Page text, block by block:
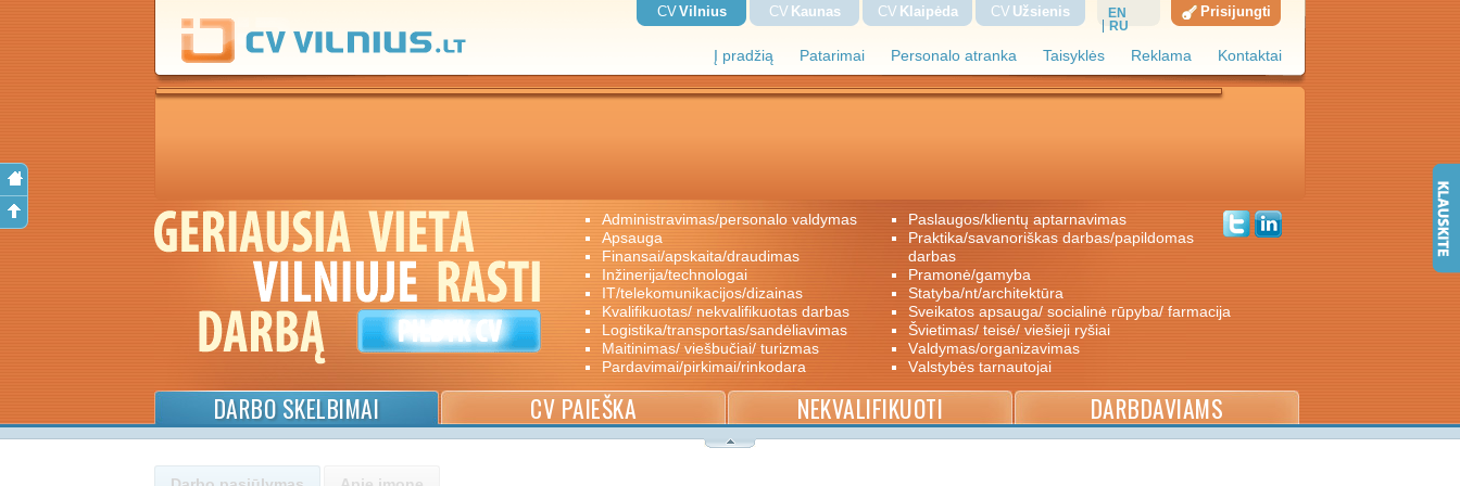
Į pradžią Patarimai Personalo atranka Taisyklės Reklama Kontaktai
CVVilnius CV Kaunas CV Klaipėda CV Užsienis
EN
RU
Prisijungti
administravimas/personalo valdymas
apsauga
finansai/apskaita/draudimas
inžinerija/technologai
IT/telekomunikacijos/dizainas
kvalifikuotas/ nekvalifikuotas darbas
logistika/transportas/sandėliavimas
maitinimas/ viešbučiai/ turizmas
pardavimai/pirkimai/rinkodara
paslaugos/klientų aptarnavimas
praktika/savanoriškas darbas/papildomas
darbas
pramonė/gamyba
statyba/nt/architektūra
sveikatos apsauga/ socialinė rūpyba/ farmacija
švietimas/ teisė/ viešieji ryšiai
valdymas/organizavimas
valstybės tarnautojai
DARBO SKELBIMAI CV PAIEŠKA NEKVALIFIKUOTI DARBDAVIAMS